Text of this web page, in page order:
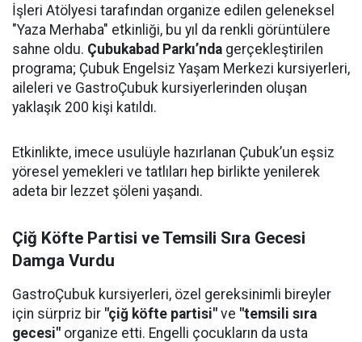
İşleri Atölyesi tarafından organize edilen geleneksel
"Yaza Merhaba" etkinliği, bu yıl da renkli görüntülere
sahne oldu. Çubukabad Parkı’nda gerçekleştirilen
programa; Çubuk Engelsiz Yaşam Merkezi kursiyerleri,
aileleri ve GastroÇubuk kursiyerlerinden oluşan
yaklaşık 200 kişi katıldı.
Etkinlikte, imece usulüyle hazırlanan Çubuk’un eşsiz
yöresel yemekleri ve tatlıları hep birlikte yenilerek
adeta bir lezzet şöleni yaşandı.
Çiğ Köfte Partisi ve Temsili Sıra Gecesi
Damga Vurdu
GastroÇubuk kursiyerleri, özel gereksinimli bireyler
için sürpriz bir "çiğ köfte partisi" ve "temsili sıra
gecesi" organize etti. Engelli çocukların da usta